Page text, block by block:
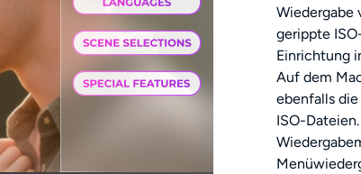
Wiedergabe
gerippte
Einrichtung
Auf dem
ebenfalls
ISO-